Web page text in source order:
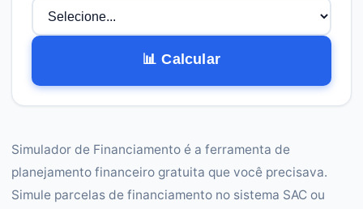
📊 Calcular
Simulador de Financiamento é a ferramenta de
planejamento financeiro gratuita que você precisava.
Simule parcelas de financiamento no sistema SAC ou